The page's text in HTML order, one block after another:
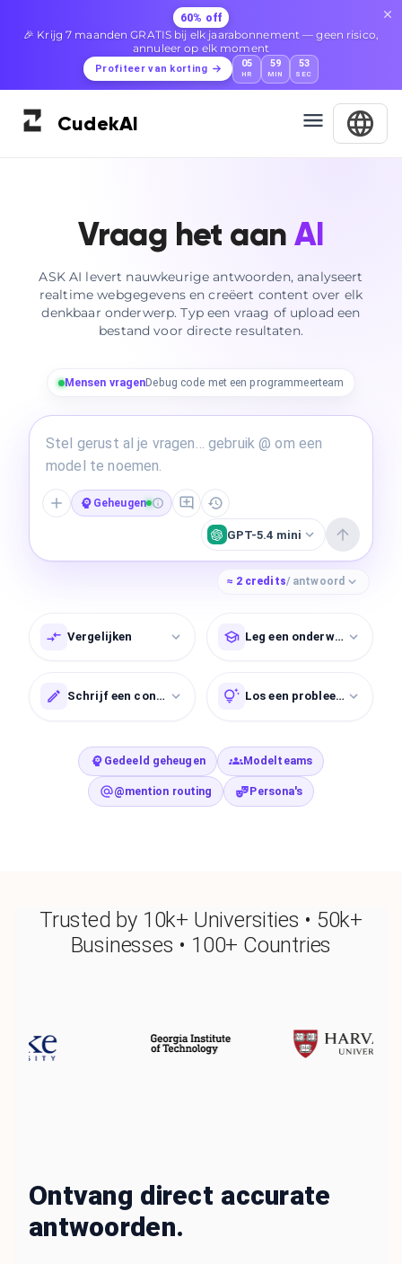
60% off
🎉 Krijg 7 maanden GRATIS bij elk jaarabonnement — geen risico,
annuleer op elk moment
Profiteer van korting 05
HR
59
MIN
52
SEC
CudekAI
Vraag het aan AI
ASK AI levert nauwkeurige antwoorden, analyseert
realtime webgegevens en creëert content over elk
denkbaar onderwerp. Typ een vraag of upload een
bestand voor directe resultaten.
Mensen vragenDebug code met een programmeerteam
Geheugen
GPT-5.4 mini
≈ 2 credits/ antwoord
Vergelijken Leg een onderwerp uit
Schrijf een concept Los een probleem op
Gedeeld geheugen Modelteams
@mention routing Persona's
Trusted by 10k+ Universities • 50k+
Businesses • 100+ Countries
Ontvang direct accurate
antwoorden.